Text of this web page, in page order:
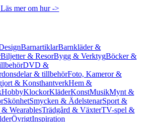
mer om hur ->
BarnartiklarBarnkläder &
Biljetter & ResorBygg & VerktygBöcker &
DVD &
& tillbehörFoto, Kameror &
& KonsthantverkHem &
HobbyKlockorKläderKonstMusikMynt &
SkönhetSmycken & ÄdelstenarSport &
WearablesTrädgård & VäxterTV-spel &
ÖvrigtInspiration